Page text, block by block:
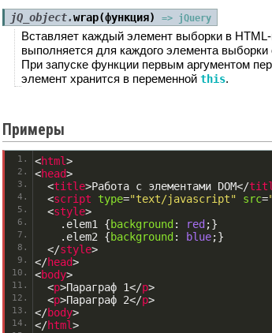
jQ_object.wrap(функция) => jQuery
Вставляет каждый элемент выборки в
выполняется для каждого элемента выборки
При запуске функции первым аргументом
элемент хранится в переменной this.
Примеры
<html>
<head>
<title>Работа с элементами DOM</
<script type="text/javascript" src=
<style>
.elem1 {background: red;}
.elem2 {background: blue;}
</style>
</head>
<body>
<p>Параграф 1</p>
<p>Параграф 2</p>
</body>
</html>